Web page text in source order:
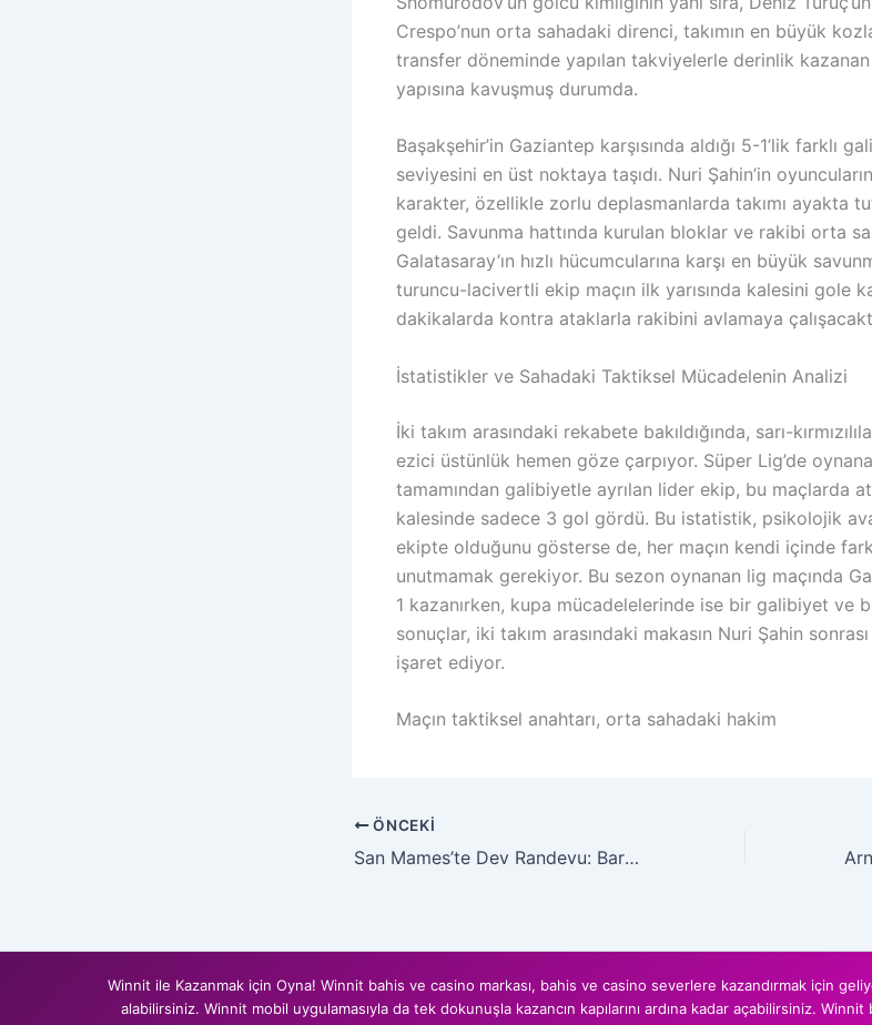
Crespo’nun orta sahadaki direnci, takımın en büyük
transfer döneminde yapılan takviyelerle derinlik
yapısına kavuşmuş durumda.
Başakşehir’in Gaziantep karşısında aldığı 5-1’lik farklı
seviyesini en üst noktaya taşıdı. Nuri Şahin’in
karakter, özellikle zorlu deplasmanlarda takımı ayakta
geldi. Savunma hattında kurulan bloklar ve rakibi orta
Galatasaray’ın hızlı hücumcularına karşı en büyük
turuncu-lacivertli ekip maçın ilk yarısında kalesini gole
dakikalarda kontra ataklarla rakibini avlamaya
İstatistikler ve Sahadaki Taktiksel Mücadelenin Analizi
İki takım arasındaki rekabete bakıldığında, sarı-
ezici üstünlük hemen göze çarpıyor. Süper Lig’de
tamamından galibiyetle ayrılan lider ekip, bu maçlarda
kalesinde sadece 3 gol gördü. Bu istatistik, psikolojik
ekipte olduğunu gösterse de, her maçın kendi içinde
unutmamak gerekiyor. Bu sezon oynanan lig maçında
1 kazanırken, kupa mücadelelerinde ise bir galibiyet ve
sonuçlar, iki takım arasındaki makasın Nuri Şahin
işaret ediyor.
Maçın taktiksel anahtarı, orta sahadaki hakim
ÖNCEKI
San Mames’te Dev Randevu: Barcelona Bask Deplasmanında
Winnit ile Kazanmak için Oyna! Winnit bahis ve casino markası, bahis ve casino severlere kazandırmak için
alabilirsiniz. Winnit mobil uygulamasıyla da tek dokunuşla kazancın kapılarını ardına kadar açabilirsiniz.